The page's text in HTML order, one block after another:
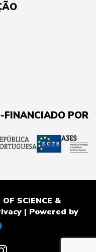
FINANCIADO POR
SCIENCE &
| Powered by